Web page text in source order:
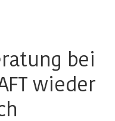
bei
wieder